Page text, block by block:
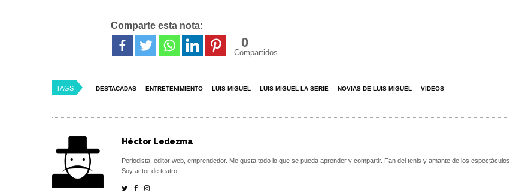
Comparte esta nota:
0
Compartidos
TAGS DESTACADAS ENTRETENIMIENTO LUIS MIGUEL LUIS MIGUEL LA SERIE NOVIAS DE LUIS MIGUEL VIDEOS
Héctor Ledezma
Periodista, editor web, emprendedor. Me gusta todo lo que se pueda aprender y compartir. Fan del tenis y amante de los espectáculos.
Soy actor de teatro.